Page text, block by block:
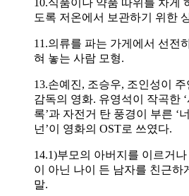
10.식품이나 약품 따위를 차게
도록 저온에서 보관하기 위한
11.의류를 파는 가게에서 선전
혀 놓는 사람 모형.
13.손예진, 조승우, 조인성이
감독의 영화. 유영석이 작곡한
록’과 자전거 탄 풍경이 부른 ‘
넌’이 영화의 OST로 쓰였다.
14.1)부모의 아버지를 이르거
이 아닌 나이 든 남자를 친근하
말.